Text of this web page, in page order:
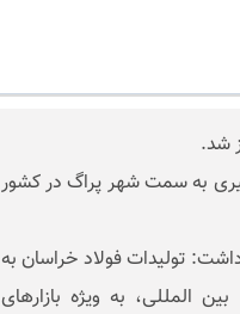
شد.
۵ خردادماه 1401پس از بارگیری به سمت شهر پراگ در کشور
تولیدات فولاد خراسان به
المللی، به ویژه بازارهای